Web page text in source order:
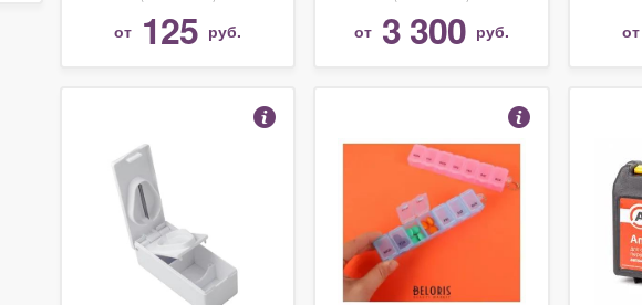
от 125 руб. от 3 300 руб. от